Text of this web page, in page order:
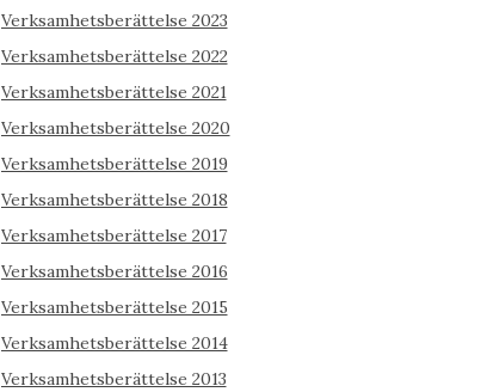
Verksamhetsberättelse 2023
Verksamhetsberättelse 2022
Verksamhetsberättelse 2021
Verksamhetsberättelse 2020
Verksamhetsberättelse 2019
Verksamhetsberättelse 2018
Verksamhetsberättelse 2017
Verksamhetsberättelse 2016
Verksamhetsberättelse 2015
Verksamhetsberättelse 2014
Verksamhetsberättelse 2013